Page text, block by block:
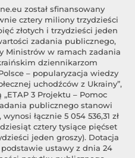
został sfinansowany
cztery miliony trzydzieści
złotych i trzydzieści jeden
zadania publicznego,
Ministrów w ramach zadania
dziennikarzom
– popularyzacja wiedzy
uchodźców z Ukrainy”,
3 Projektu – Pomoc
publicznego stanowi
łącznie 5 054 536,31 zł
cztery tysiące pięćset
jeden groszy). Dotacja
podstawie ustawy z dnia 24